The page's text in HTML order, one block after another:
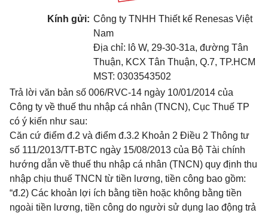
Kính gửi: Công ty TNHH Thiết kế Renesas Việt
Nam
Địa chỉ: lô W, 29-30-31a, đường Tân
Thuận, KCX Tân Thuận, Q.7, TP.HCM
MST: 0303543502
Trả lời văn bản số 006/RVC-14 ngày 10/01/2014 của
Công ty về thuế thu nhập cá nhân (TNCN), Cục Thuế TP
có ý kiến như sau:
Căn cứ điểm đ.2 và điểm đ.3.2 Khoản 2 Điều 2 Thông tư
số 111/2013/TT-BTC ngày 15/08/2013 của Bộ Tài chính
hướng dẫn về thuế thu nhập cá nhân (TNCN) quy định thu
nhập chịu thuế TNCN từ tiền lương, tiền công bao gồm:
“đ.2) Các khoản lợi ích bằng tiền hoặc không bằng tiền
ngoài tiền lương, tiền công do người sử dụng lao động trả